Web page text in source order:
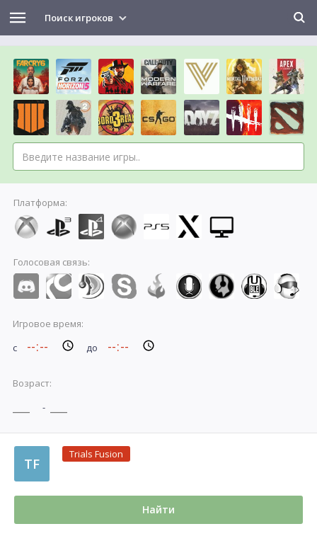
Поиск игроков
Платформа:
Голосовая связь:
Игровое время:
с
до
Возраст:
-
TF
Trials Fusion
Найти